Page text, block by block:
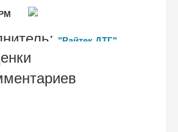
"Райтек ДТГ"